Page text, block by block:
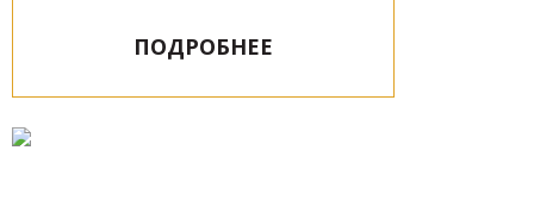
ПОДРОБНЕЕ